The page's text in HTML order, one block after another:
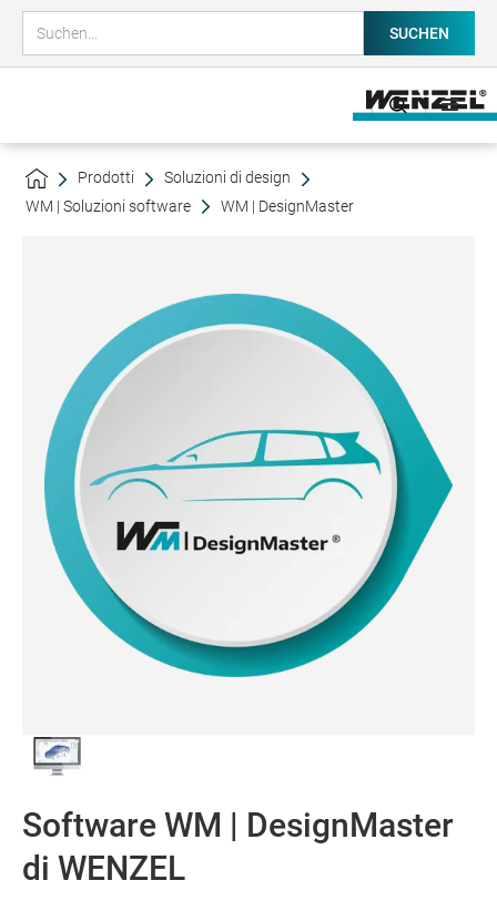
Prodotti
Soluzioni di design
WM | Soluzioni software
WM | DesignMaster
Software WM | DesignMaster
di WENZEL